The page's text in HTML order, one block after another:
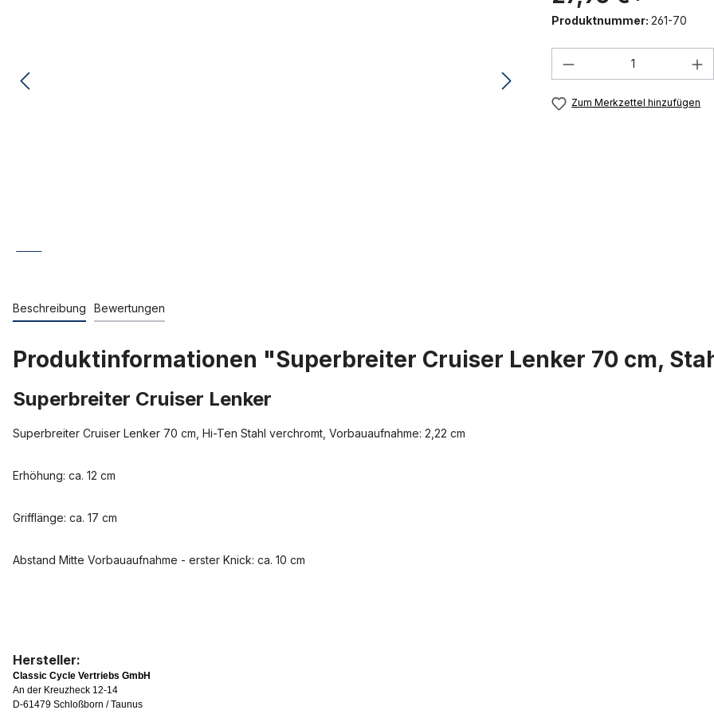
Produktnummer: 261-70
Produkt Anzahl:
Zum Merkzettel hinzufügen
Beschreibung Bewertungen
Produktinformationen "Superbreiter Cruiser Lenker 70 cm,
Superbreiter Cruiser Lenker
Superbreiter Cruiser Lenker 70 cm, Hi-Ten Stahl verchromt, Vorbauaufnahme: 2,22 cm
Erhöhung: ca. 12 cm
Grifflänge: ca. 17 cm
Abstand Mitte Vorbauaufnahme - erster Knick: ca. 10 cm
Hersteller:
Classic Cycle Vertriebs GmbH
An der Kreuzheck 12-14
D-61479 Schloßborn / Taunus